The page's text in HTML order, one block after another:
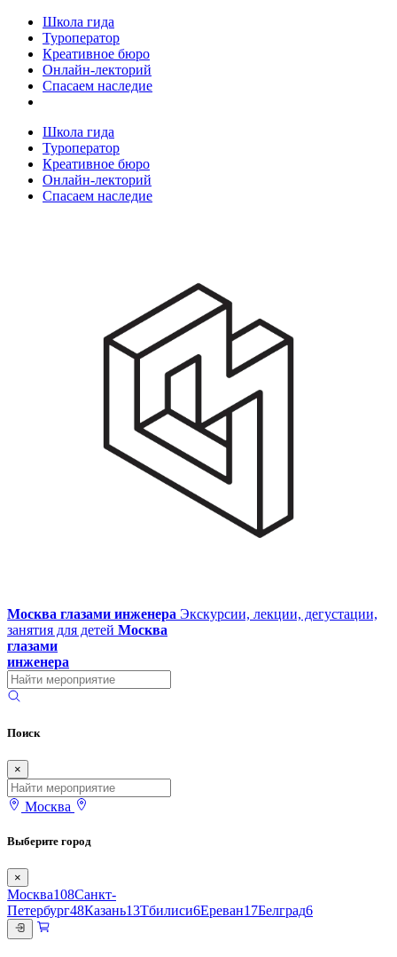
Школа гида
Туроператор
Креативное бюро
Онлайн-лекторий
Спасаем наследие
Школа гида
Туроператор
Креативное бюро
Онлайн-лекторий
Спасаем наследие
Москва глазами инженера Экскурсии, лекции, дегустации,
занятия для детей Москва
глазами
инженера
Поиск
×
Москва
Выберите город
×
Москва108Санкт-
Петербург48Казань13Тбилиси6Ереван17Белград6